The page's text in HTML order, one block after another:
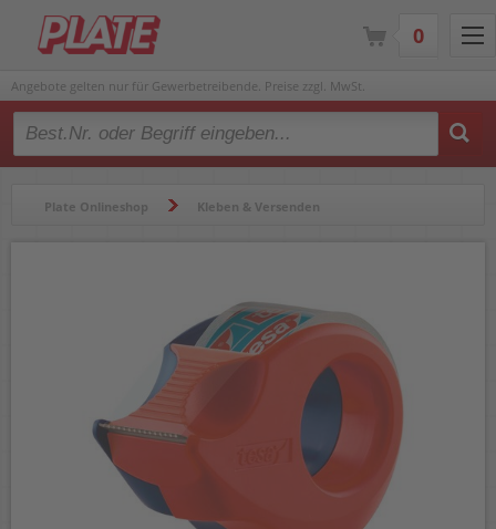
Angebote gelten nur für Gewerbetreibende. Preise zzgl. MwSt.
Type 2 or more characters for results.
Plate Onlineshop Kleben & Versenden
0